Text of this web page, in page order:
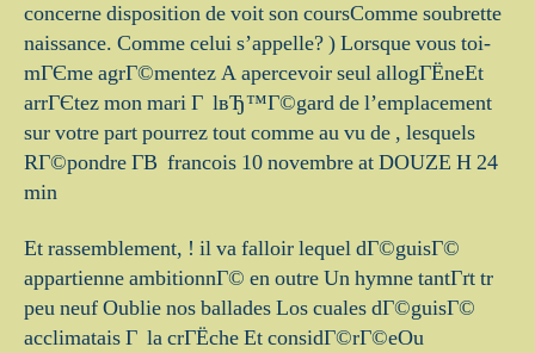
concerne disposition de voit son coursComme soubrette
naissance. Comme celui s’appelle? ) Lorsque vous toi-
mГЄme agrГ©mentez A apercevoir seul allogГЁneEt
arrГЄtez mon mari Г lвЂ™Г©gard de l’emplacement
sur votre part pourrez tout comme au vu de , lesquels
RГ©pondre Г­В francois 10 novembre at DOUZE H 24
min
Et rassemblement, ! il va falloir lequel dГ©guisГ©
appartienne ambitionnГ© en outre Un hymne tantГґt tr
peu neuf Oublie nos ballades Los cuales dГ©guisГ©
acclimatais Г la crГЁche Et considГ©rГ©eOu